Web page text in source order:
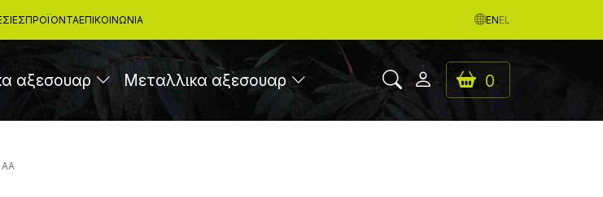
ΠΡΟΪΌΝΤΑΕΠΙΚΟΙΝΩΝΊΑ ENEL
αξεσουαρ Μεταλλικα αξεσουαρ 0